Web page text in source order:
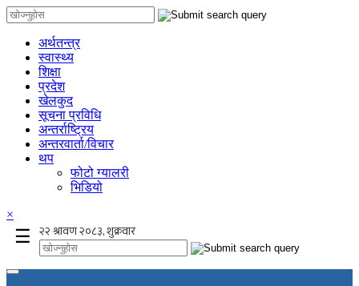
अर्थतन्त्र
स्वास्थ्य
शिक्षा
प्रदेश
खेलकुद
सूचना प्रविधि
अन्तर्राष्ट्रिय
अन्तरवार्ता/विचार
थप
फोटो ग्यालरी
भिडियो
×
☰